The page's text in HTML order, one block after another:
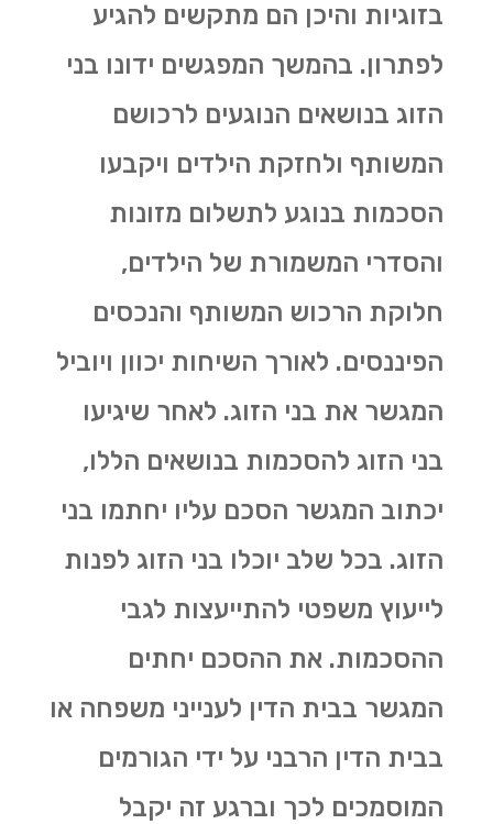
בזוגיות והיכן הם מתקשים להגיע
לפתרון. בהמשך המפגשים ידונו בני
הזוג בנושאים הנוגעים לרכושם
המשותף ולחזקת הילדים ויקבעו
הסכמות בנוגע לתשלום מזונות
והסדרי המשמורת של הילדים,
חלוקת הרכוש המשותף והנכסים
הפיננסים. לאורך השיחות יכוון ויוביל
המגשר את בני הזוג. לאחר שיגיעו
בני הזוג להסכמות בנושאים הללו,
יכתוב המגשר הסכם עליו יחתמו בני
הזוג. בכל שלב יוכלו בני הזוג לפנות
לייעוץ משפטי להתייעצות לגבי
ההסכמות. את ההסכם יחתים
המגשר בבית הדין לענייני משפחה או
בבית הדין הרבני על ידי הגורמים
המוסמכים לכך וברגע זה יקבל